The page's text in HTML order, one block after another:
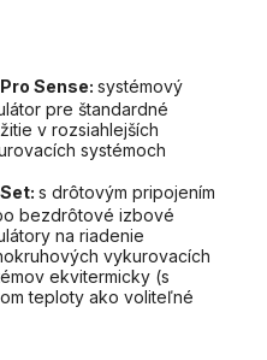
Sense: systémový
pre štandardné
v rozsiahlejších
systémoch
s drôtovým pripojením
bezdrôtové izbové
na riadenie
vykurovacích
ekvitermicky (s
teploty ako voliteľné